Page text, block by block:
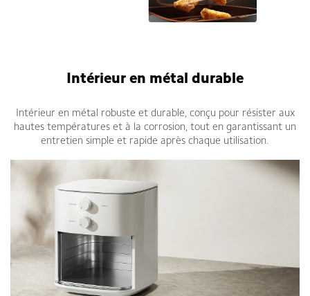
Intérieur en métal durable
Intérieur en métal robuste et durable, conçu pour résister aux
hautes températures et à la corrosion, tout en garantissant un
entretien simple et rapide après chaque utilisation.